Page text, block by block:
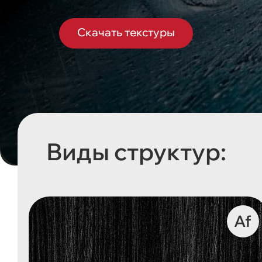
Скачать текстуры
Виды структур:
Af